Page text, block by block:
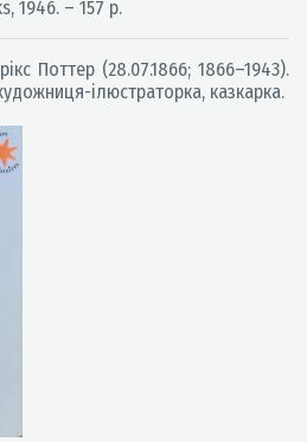
1946. – 157 p.
Поттер (28.07.1866; 1866–1943).
ілюстраторка, казкарка.